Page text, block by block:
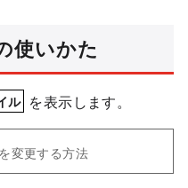
使いかた
ル を表示します。
変更する方法